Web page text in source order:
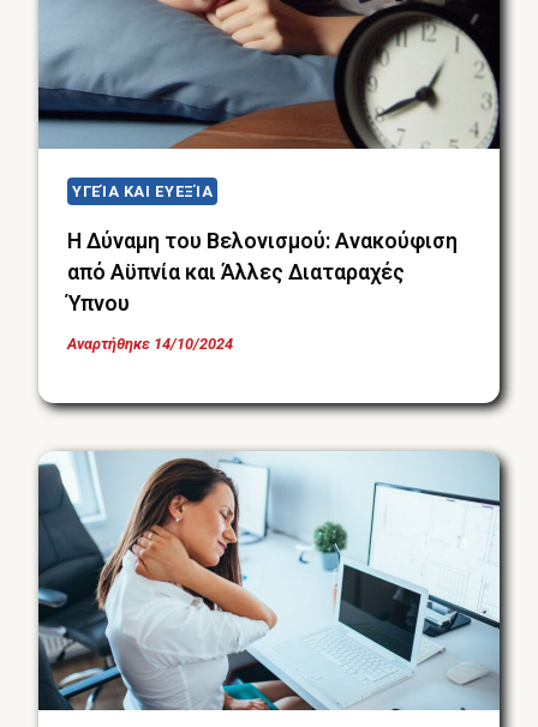
ΥΓΕΊΑ ΚΑΙ ΕΥΕΞΊΑ
Η Δύναμη του Βελονισμού: Ανακούφιση
από Αϋπνία και Άλλες Διαταραχές
Ύπνου
Αναρτήθηκε 14/10/2024